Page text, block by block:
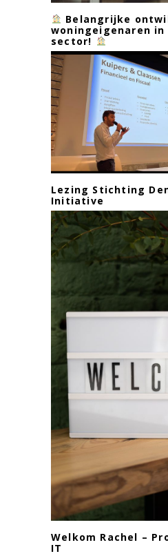
Belangrijke
woningeigenaren in
sector!
Lezing Stichting
Initiative
Welkom Rachel –
IT